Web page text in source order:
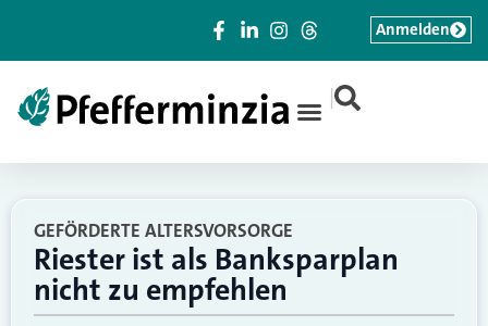
|
Anmelden
GEFÖRDERTE ALTERSVORSORGE
Riester ist als Banksparplan
nicht zu empfehlen